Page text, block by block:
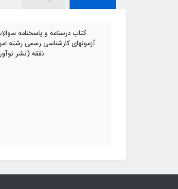
کتاب درسنامه و پاسخنامه
آزمونهای کارشناسی رسمی رشته
نفقه (نشر